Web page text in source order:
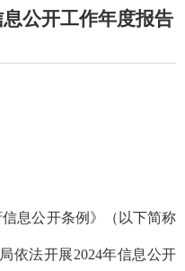
公开工作年度报告
息公开条例》（以下简称
依法开展2024年信息公开